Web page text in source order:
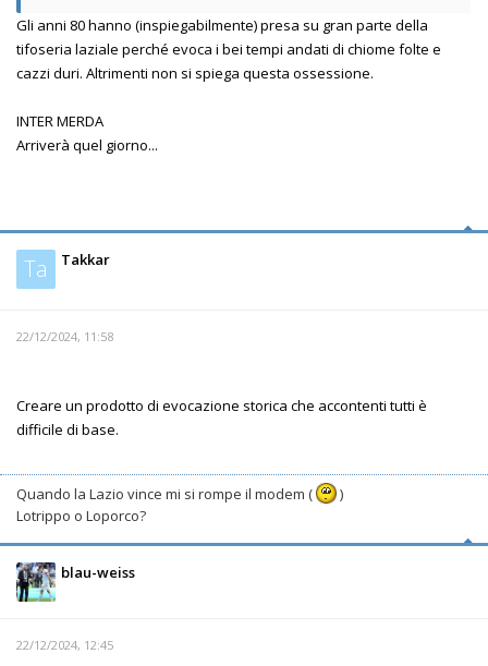
Gli anni 80 hanno (inspiegabilmente) presa su gran parte della
tifoseria laziale perché evoca i bei tempi andati di chiome folte e
cazzi duri. Altrimenti non si spiega questa ossessione.
INTER MERDA
Arriverà quel giorno...
Ta Takkar
22/12/2024, 11:58
Creare un prodotto di evocazione storica che accontenti tutti è
difficile di base.
Quando la Lazio vince mi si rompe il modem (
)
Lotrippo o Loporco?
blau-weiss
22/12/2024, 12:45